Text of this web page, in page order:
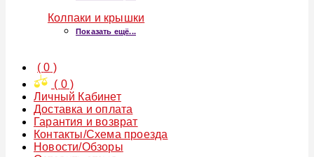
Колпаки и крышки
Показать ещё...
(0 )
( 0)
Личный Кабинет
Доставка и оплата
Гарантия и возврат
Контакты/Схема проезда
Новости/Обзоры